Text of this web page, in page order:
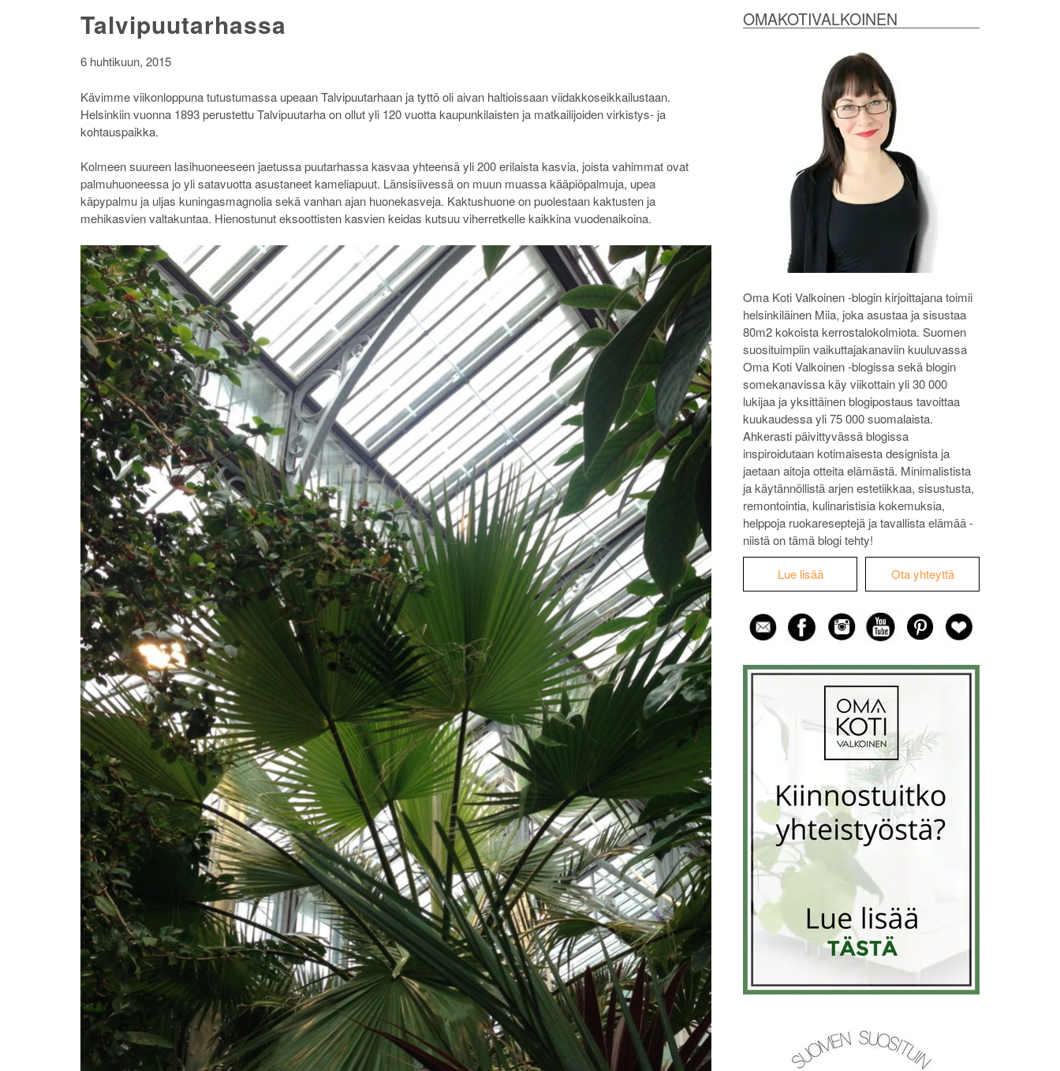
OMAKOTIVALKOINEN
Oma Koti Valkoinen -blogin kirjoittajana toimii
helsinkiläinen Miia, joka asustaa ja sisustaa
80m2 kokoista kerrostalokolmiota. Suomen
suosituimpiin vaikuttajakanaviin kuuluvassa
Oma Koti Valkoinen -blogissa sekä blogin
somekanavissa käy viikottain yli 30 000
lukijaa ja yksittäinen blogipostaus tavoittaa
kuukaudessa yli 75 000 suomalaista.
Ahkerasti päivittyvässä blogissa
inspiroidutaan kotimaisesta designista ja
jaetaan aitoja otteita elämästä. Minimalistista
ja käytännöllistä arjen estetiikkaa, sisustusta,
remontointia, kulinaristisia kokemuksia,
helppoja ruokareseptejä ja tavallista elämää -
niistä on tämä blogi tehty!
Lue lisää Ota yhteyttä
Talvipuutarhassa
6 huhtikuun, 2015
Kävimme viikonloppuna tutustumassa upeaan Talvipuutarhaan ja tyttö oli aivan haltioissaan viidakkoseikkailustaan.
Helsinkiin vuonna 1893 perustettu Talvipuutarha on ollut yli 120 vuotta kaupunkilaisten ja matkailijoiden virkistys- ja
kohtauspaikka.
Kolmeen suureen lasihuoneeseen jaetussa puutarhassa kasvaa yhteensä yli 200 erilaista kasvia, joista vahimmat ovat
palmuhuoneessa jo yli satavuotta asustaneet kameliapuut. Länsisiivessä on muun muassa kääpiöpalmuja, upea
käpypalmu ja uljas kuningasmagnolia sekä vanhan ajan huonekasveja. Kaktushuone on puolestaan kaktusten ja
mehikasvien valtakuntaa. Hienostunut eksoottisten kasvien keidas kutsuu viherretkelle kaikkina vuodenaikoina.